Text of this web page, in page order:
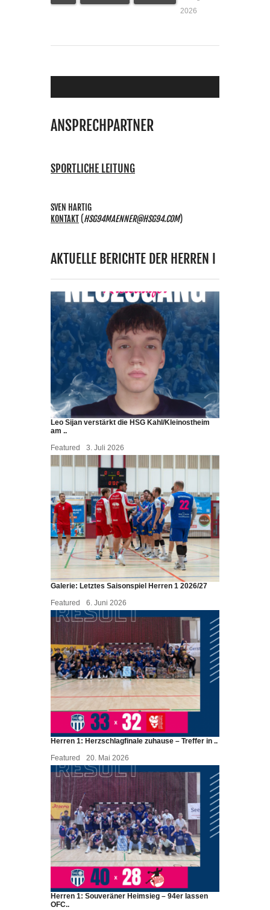
2026
ANSPRECHPARTNER
SPORTLICHE LEITUNG
SVEN HARTIG
KONTAKT(HSG94MAENNER@HSG94.COM)
AKTUELLE BERICHTE DER HERREN I
Leo Sijan verstärkt die HSG Kahl/Kleinostheim
am ..
Featured
3. Juli 2026
Galerie: Letztes Saisonspiel Herren 1 2026/27
Featured
6. Juni 2026
Herren 1: Herzschlagfinale zuhause – Treffer in ..
Featured
20. Mai 2026
Herren 1: Souveräner Heimsieg – 94er lassen
OFC..